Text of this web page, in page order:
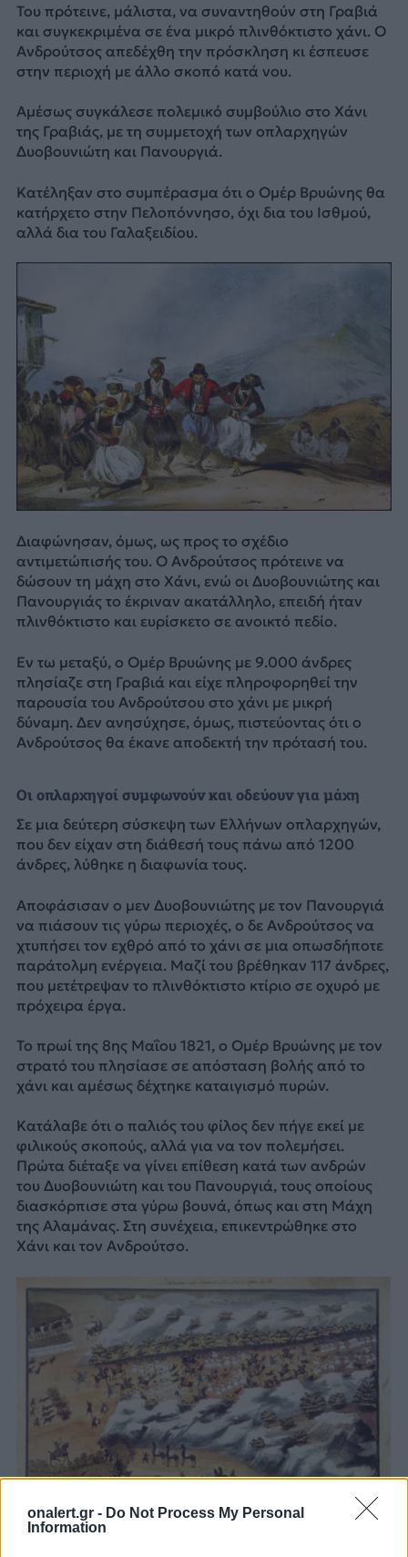
onalert.gr - Do Not Process My Personal
Information
Του πρότεινε, μάλιστα, να συναντηθούν στη Γραβιά
και συγκεκριμένα σε ένα μικρό πλινθόκτιστο χάνι. Ο
Ανδρούτσος απεδέχθη την πρόσκληση κι έσπευσε
στην περιοχή με άλλο σκοπό κατά νου.
Αμέσως συγκάλεσε πολεμικό συμβούλιο στο Χάνι
της Γραβιάς, με τη συμμετοχή των οπλαρχηγών
Δυοβουνιώτη και Πανουργιά.
Κατέληξαν στο συμπέρασμα ότι ο Ομέρ Βρυώνης θα
κατήρχετο στην Πελοπόννησο, όχι δια του Ισθμού,
αλλά δια του Γαλαξειδίου.
Διαφώνησαν, όμως, ως προς το σχέδιο
αντιμετώπισής του. Ο Ανδρούτσος πρότεινε να
δώσουν τη μάχη στο Χάνι, ενώ οι Δυοβουνιώτης και
Πανουργιάς το έκριναν ακατάλληλο, επειδή ήταν
πλινθόκτιστο και ευρίσκετο σε ανοικτό πεδίο.
Εν τω μεταξύ, ο Ομέρ Βρυώνης με 9.000 άνδρες
πλησίαζε στη Γραβιά και είχε πληροφορηθεί την
παρουσία του Ανδρούτσου στο χάνι με μικρή
δύναμη. Δεν ανησύχησε, όμως, πιστεύοντας ότι ο
Ανδρούτσος θα έκανε αποδεκτή την πρότασή του.
Οι οπλαρχηγοί συμφωνούν και οδεύουν για μάχη
Σε μια δεύτερη σύσκεψη των Ελλήνων οπλαρχηγών,
που δεν είχαν στη διάθεσή τους πάνω από 1200
άνδρες, λύθηκε η διαφωνία τους.
Αποφάσισαν ο μεν Δυοβουνιώτης με τον Πανουργιά
να πιάσουν τις γύρω περιοχές, ο δε Ανδρούτσος να
χτυπήσει τον εχθρό από το χάνι σε μια οπωσδήποτε
παράτολμη ενέργεια. Μαζί του βρέθηκαν 117 άνδρες,
που μετέτρεψαν το πλινθόκτιστο κτίριο σε οχυρό με
πρόχειρα έργα.
Το πρωί της 8ης Μαΐου 1821, ο Ομέρ Βρυώνης με τον
στρατό του πλησίασε σε απόσταση βολής από το
χάνι και αμέσως δέχτηκε καταιγισμό πυρών.
Κατάλαβε ότι ο παλιός του φίλος δεν πήγε εκεί με
φιλικούς σκοπούς, αλλά για να τον πολεμήσει.
Πρώτα διέταξε να γίνει επίθεση κατά των ανδρών
του Δυοβουνιώτη και του Πανουργιά, τους οποίους
διασκόρπισε στα γύρω βουνά, όπως και στη Μάχη
της Αλαμάνας. Στη συνέχεια, επικεντρώθηκε στο
Χάνι και τον Ανδρούτσο.